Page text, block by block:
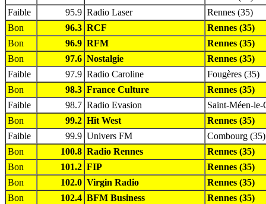
Faible
95.9 Radio Laser
Rennes (35)
Bon
96.3 RCF
Rennes (35)
Bon
96.9 RFM
Rennes (35)
Bon
97.6 Nostalgie
Rennes (35)
Faible
97.9 Radio Caroline
Fougères (35)
Bon
98.3 France Culture
Rennes (35)
Faible
98.7 Radio Evasion
Saint-Méen-le-
Bon
99.2 Hit West
Rennes (35)
Faible
99.9 Univers FM
Combourg (35)
Bon
100.8 Radio Rennes
Rennes (35)
Bon
101.2 FIP
Rennes (35)
Bon
102.0 Virgin Radio
Rennes (35)
Bon
102.4 BFM Business
Rennes (35)